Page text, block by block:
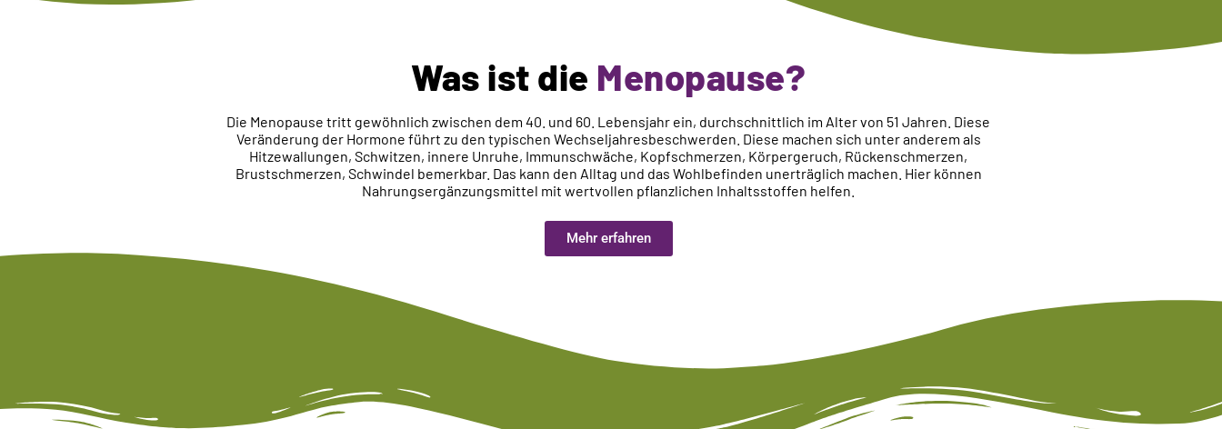
Was ist die Menopause?
Die Menopause tritt gewöhnlich zwischen dem 40. und 60. Lebensjahr ein, durchschnittlich im Alter von 51 Jahren. Diese
Veränderung der Hormone führt zu den typischen Wechseljahresbeschwerden. Diese machen sich unter anderem als
Hitzewallungen, Schwitzen, innere Unruhe, Immunschwäche, Kopfschmerzen, Körpergeruch, Rückenschmerzen,
Brustschmerzen, Schwindel bemerkbar. Das kann den Alltag und das Wohlbefinden unerträglich machen. Hier können
Nahrungsergänzungsmittel mit wertvollen pflanzlichen Inhaltsstoffen helfen.
Mehr erfahren